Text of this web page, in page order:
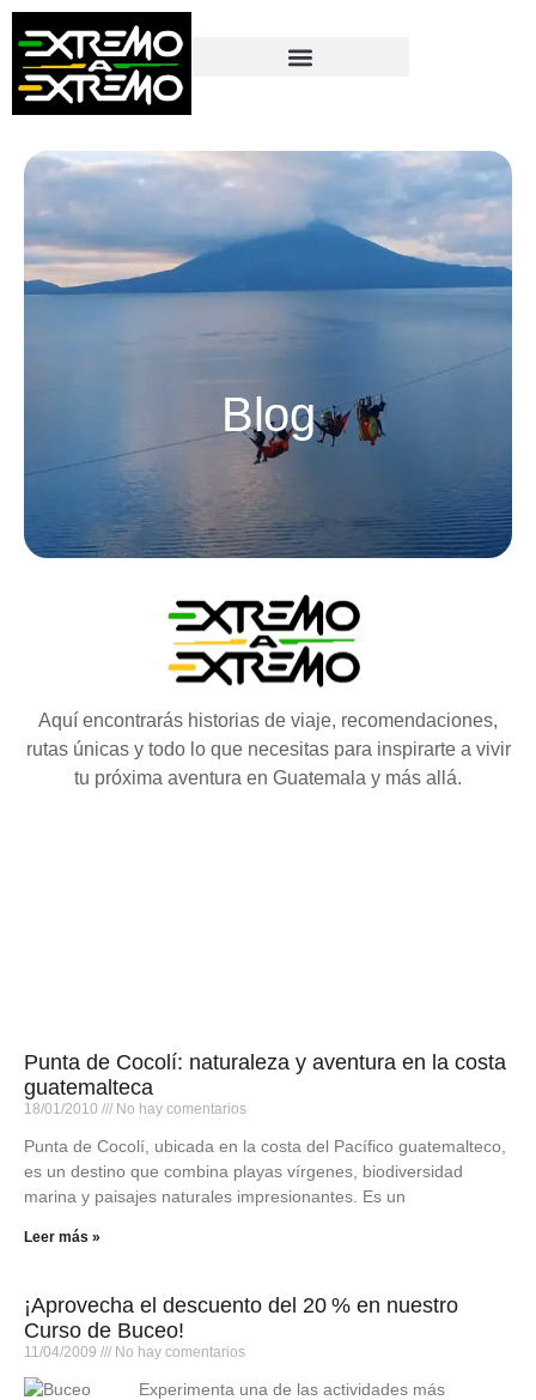
contenido
Blog
Aquí encontrarás historias de viaje, recomendaciones,
rutas únicas y todo lo que necesitas para inspirarte a vivir
tu próxima aventura en Guatemala y más allá.
Punta de Cocolí: naturaleza y aventura en la costa
guatemalteca
18/01/2010 No hay comentarios
Punta de Cocolí, ubicada en la costa del Pacífico guatemalteco,
es un destino que combina playas vírgenes, biodiversidad
marina y paisajes naturales impresionantes. Es un
Leer más »
¡Aprovecha el descuento del 20 % en nuestro
Curso de Buceo!
11/04/2009 No hay comentarios
Experimenta una de las actividades más